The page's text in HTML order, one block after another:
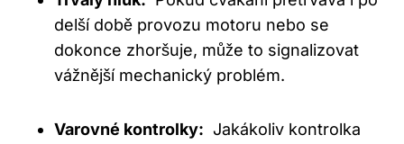
⁢delší době provozu motoru nebo se
dokonce zhoršuje, může to signalizovat
vážnější⁢ mechanický problém.
Varovné kontrolky: ⁢ Jakákoliv ‌kontrolka